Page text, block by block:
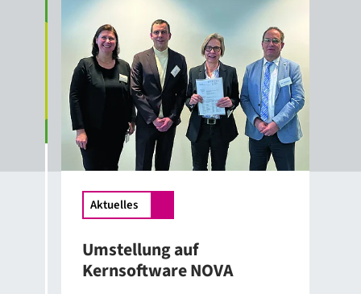
Aktuelles
Umstellung auf
Kernsoftware NOVA